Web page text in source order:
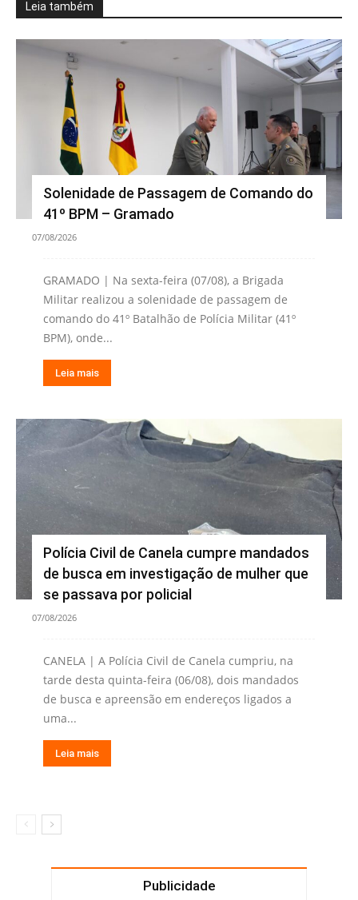
Leia também
Solenidade de Passagem de Comando do
41º BPM – Gramado
07/08/2026
GRAMADO | Na sexta-feira (07/08), a Brigada
Militar realizou a solenidade de passagem de
comando do 41º Batalhão de Polícia Militar (41º
BPM), onde...
Leia mais
Polícia Civil de Canela cumpre mandados
de busca em investigação de mulher que
se passava por policial
07/08/2026
CANELA | A Polícia Civil de Canela cumpriu, na
tarde desta quinta-feira (06/08), dois mandados
de busca e apreensão em endereços ligados a
uma...
Leia mais
Publicidade